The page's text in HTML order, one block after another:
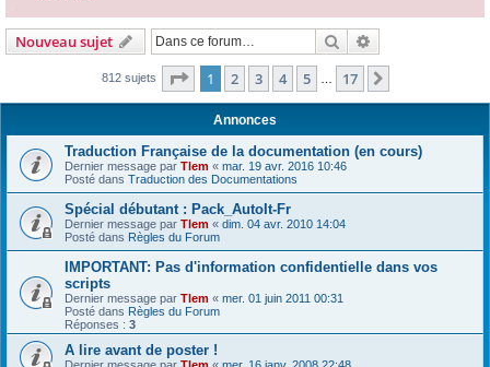
c
Nouveau sujet Rechercher
812 sujets Page 1sur17
1 2 3 4 5 17
Annonces
Traduction Française de la documentation (en cours)
Dernier message par Tlem « mar. 19 avr. 2016 10:46
Posté dans Traduction des Documentations
Spécial débutant : Pack_AutoIt-Fr
Dernier message par Tlem « dim. 04 avr. 2010 14:04
Posté dans Règles du Forum
IMPORTANT: Pas d'information confidentielle dans vos
scripts
Dernier message par Tlem « mer. 01 juin 2011 00:31
Posté dans Règles du Forum
Réponses : 3
A lire avant de poster !